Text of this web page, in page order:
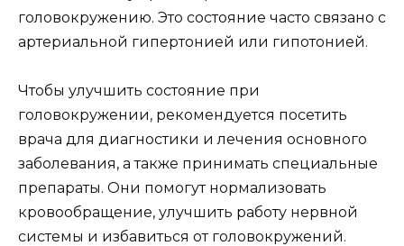
головокружению. Это состояние часто связано с
артериальной гипертонией или гипотонией.
Чтобы улучшить состояние при
головокружении, рекомендуется посетить
врача для диагностики и лечения основного
заболевания, а также принимать специальные
препараты. Они помогут нормализовать
кровообращение, улучшить работу нервной
системы и избавиться от головокружений.